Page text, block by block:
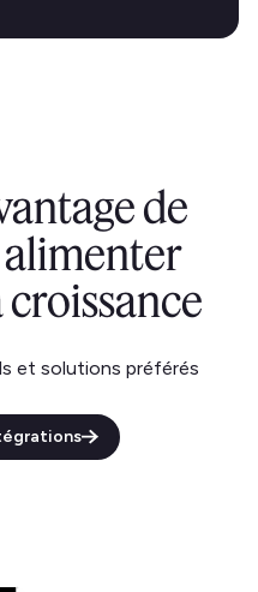
de
et solutions préférés